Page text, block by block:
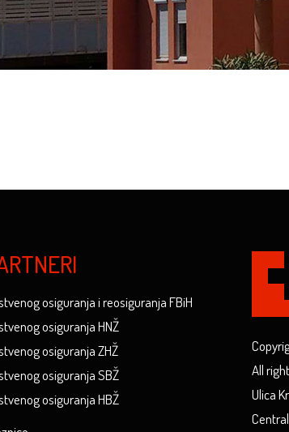
osiguranja i reosiguranja FBiH
osiguranja HNŽ
osiguranja ZHŽ
osiguranja SBŽ
osiguranja HBŽ
All
Ulica